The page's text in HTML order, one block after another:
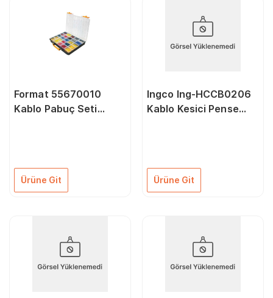
Format 55670010
Kablo Pabuç Seti
Ürüne Git
Ingco Ing-HCCB0206
Kablo Kesici Pense
Ürüne Git